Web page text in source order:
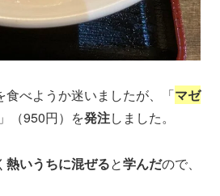
食べようか迷いましたが、「マゼ
」（950円）を発注しました。
熱いうちに混ぜると学んだので、